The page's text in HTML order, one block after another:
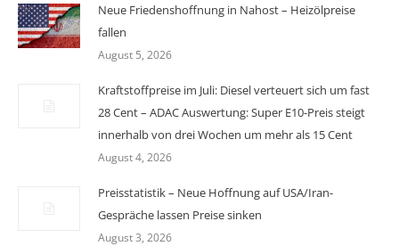
Neue Friedenshoffnung in Nahost – Heizölpreise
fallen
August 5, 2026
Kraftstoffpreise im Juli: Diesel verteuert sich um fast
28 Cent – ADAC Auswertung: Super E10-Preis steigt
innerhalb von drei Wochen um mehr als 15 Cent
August 4, 2026
Preisstatistik – Neue Hoffnung auf USA/Iran-
Gespräche lassen Preise sinken
August 3, 2026